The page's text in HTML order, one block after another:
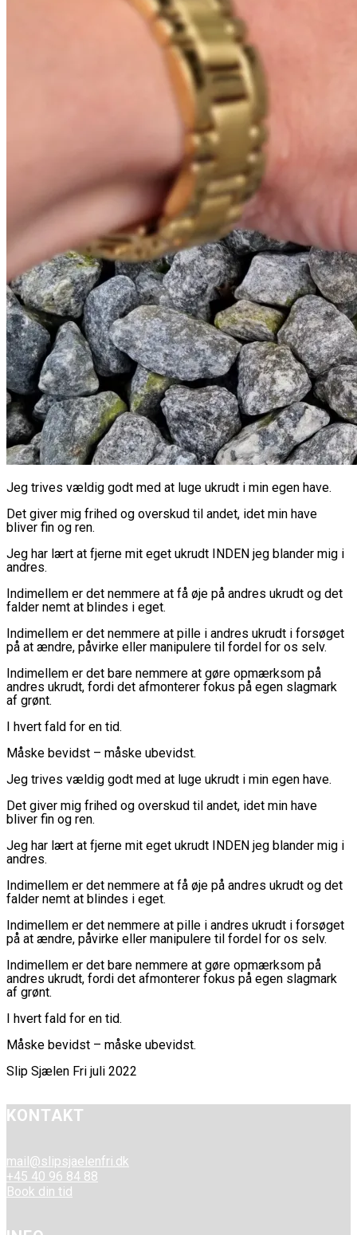
Jeg trives vældig godt med at luge ukrudt i min egen have.
Det giver mig frihed og overskud til andet, idet min have
bliver fin og ren.
Jeg har lært at fjerne mit eget ukrudt INDEN jeg blander mig i
andres.
Indimellem er det nemmere at få øje på andres ukrudt og det
falder nemt at blindes i eget.
Indimellem er det nemmere at pille i andres ukrudt i forsøget
på at ændre, påvirke eller manipulere til fordel for os selv.
Indimellem er det bare nemmere at gøre opmærksom på
andres ukrudt, fordi det afmonterer fokus på egen slagmark
af grønt.
I hvert fald for en tid.
Måske bevidst – måske ubevidst.
Jeg trives vældig godt med at luge ukrudt i min egen have.
Det giver mig frihed og overskud til andet, idet min have
bliver fin og ren.
Jeg har lært at fjerne mit eget ukrudt INDEN jeg blander mig i
andres.
Indimellem er det nemmere at få øje på andres ukrudt og det
falder nemt at blindes i eget.
Indimellem er det nemmere at pille i andres ukrudt i forsøget
på at ændre, påvirke eller manipulere til fordel for os selv.
Indimellem er det bare nemmere at gøre opmærksom på
andres ukrudt, fordi det afmonterer fokus på egen slagmark
af grønt.
I hvert fald for en tid.
Måske bevidst – måske ubevidst.
Slip Sjælen Fri juli 2022
KONTAKT
mail@slipsjaelenfri.dk
+45 40 96 84 88
Book din tid